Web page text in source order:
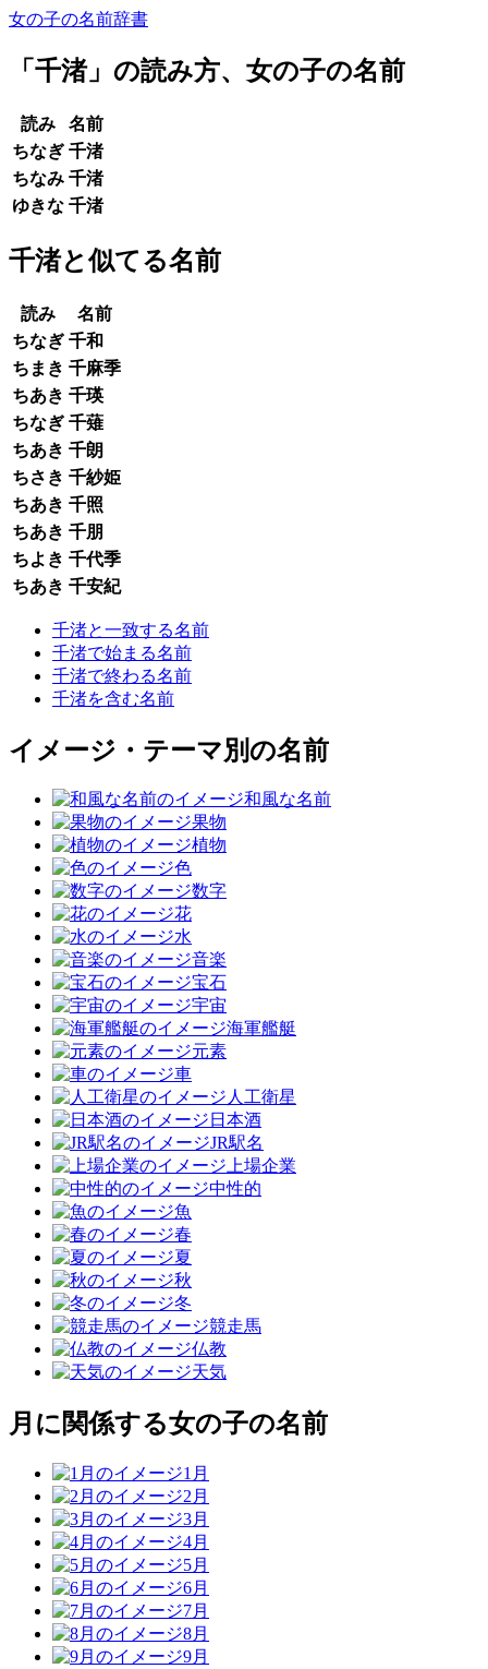
女の子の名前辞書
「 千渚」の読み方、女の子の名前
読み
名前
ちなぎ 千渚
ちなみ 千渚
ゆきな 千渚
千渚と似てる名前
読み
名前
ちなぎ 千和
ちまき 千麻季
ちあき 千瑛
ちなぎ 千薙
ちあき 千朗
ちさき 千紗姫
ちあき 千照
ちあき 千朋
ちよき 千代季
ちあき 千安紀
千渚と一致する名前
千渚で始まる名前
千渚で終わる名前
千渚を含む名前
イメージ・テーマ別の名前
和風な名前
果物
植物
色
数字
花
水
音楽
宝石
宇宙
海軍艦艇
元素
車
人工衛星
日本酒
JR駅名
上場企業
中性的
魚
春
夏
秋
冬
競走馬
仏教
天気
月に関係する女の子の名前
1月
2月
3月
4月
5月
6月
7月
8月
9月